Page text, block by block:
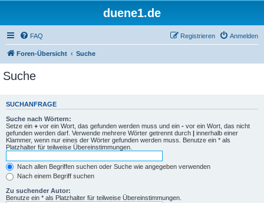
duene1.de
FAQ Anmelden
Registrieren
Foren-Übersicht Suche
Suche
SUCHANFRAGE
Suche nach Wörtern:
Setze ein + vor ein Wort, das gefunden werden muss und ein - vor ein Wort, das nicht
gefunden werden darf. Verwende mehrere Wörter getrennt durch | innerhalb einer
Klammer, wenn nur eines der Wörter gefunden werden muss. Benutze ein * als
Platzhalter für teilweise Übereinstimmungen.
Nach allen Begriffen suchen oder Suche wie angegeben verwenden
Nach einem Begriff suchen
Zu suchender Autor:
Benutze ein * als Platzhalter für teilweise Übereinstimmungen.